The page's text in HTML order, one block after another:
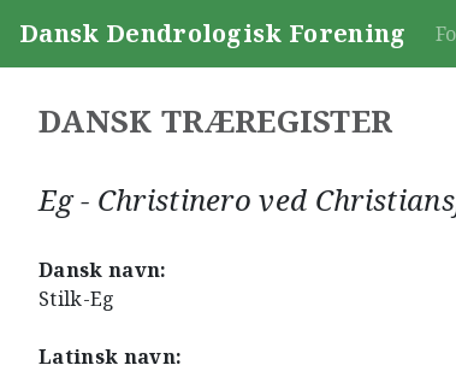
Dansk Dendrologisk Forening
DANSK TRÆREGISTER
Eg - Christinero ved
Dansk navn:
Stilk-Eg
Latinsk navn: